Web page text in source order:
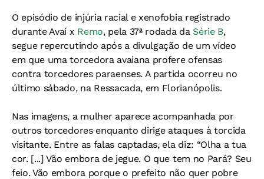
O episódio de injúria racial e xenofobia registrado
durante Avaí x Remo, pela 37ª rodada da Série B,
segue repercutindo após a divulgação de um vídeo
em que uma torcedora avaiana profere ofensas
contra torcedores paraenses. A partida ocorreu no
último sábado, na Ressacada, em Florianópolis.
Nas imagens, a mulher aparece acompanhada por
outros torcedores enquanto dirige ataques à torcida
visitante. Entre as falas captadas, ela diz: “Olha a tua
cor. [...] Vão embora de jegue. O que tem no Pará? Seu
feio. Vão embora porque o prefeito não quer pobre